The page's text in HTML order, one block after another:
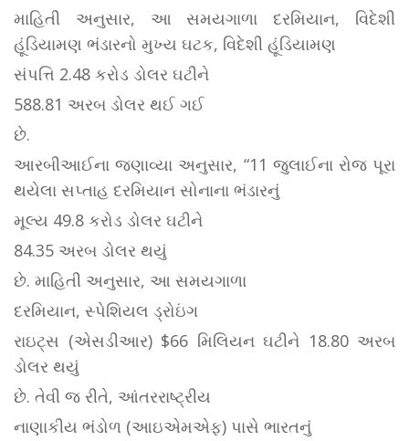
માહિતી અનુસાર, આ સમયગાળા દરમિયાન, વિદેશી
હૂંડિયામણ ભંડારનો મુખ્ય ઘટક, વિદેશી હૂંડિયામણ
સંપત્તિ 2.48 કરોડ ડોલર ઘટીને
588.81 અરબ ડોલર થઈ ગઈ
છે.
આરબીઆઈના જણાવ્યા અનુસાર, “11 જુલાઈના રોજ પૂરા
થયેલા સપ્તાહ દરમિયાન સોનાના ભંડારનું
મૂલ્ય 49.8 કરોડ ડોલર ઘટીને
84.35 અરબ ડોલર થયું
છે. માહિતી અનુસાર, આ સમયગાળા
દરમિયાન, સ્પેશિયલ ડ્રોઇંગ
રાઇટ્સ (એસડીઆર) $66 મિલિયન ઘટીને 18.80 અરબ
ડોલર થયું
છે. તેવી જ રીતે, આંતરરાષ્ટ્રીય
નાણાકીય ભંડોળ (આઇએમએફ) પાસે ભારતનું